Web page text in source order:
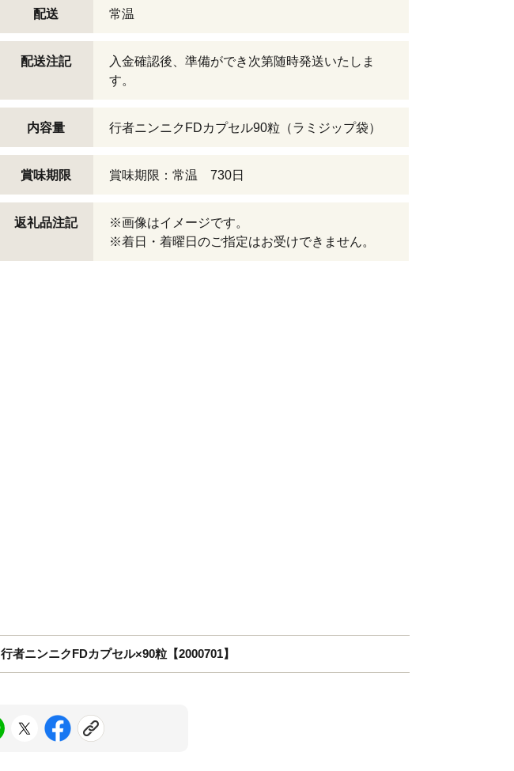
配送 常温
配送注記
入金確認後、準備ができ次第随時発送いたしま
す。
内容量 行者ニンニクFDカプセル90粒（ラミジップ袋）
賞味期限 賞味期限：常温 730日
返礼品注記
※画像はイメージです。
※着日・着曜日のご指定はお受けできません。
行者ニンニクFDカプセル×90粒【2000701】